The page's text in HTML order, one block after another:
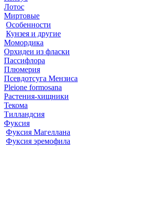
Лотос
Миртовые
Особенности
Кунзея и другие
Момордика
Орхидеи из фласки
Пассифлора
Плюмерия
Псевдотсуга Мензиса
Pleione formosana
Растения-хищники
Текома
Тилландсия
Фуксия
Фуксия Магеллана
Фуксия эремофила